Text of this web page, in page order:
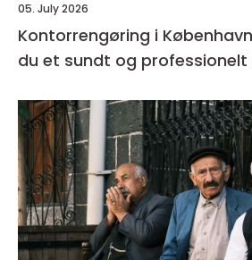
05. July 2026
Kontorrengøring i
du et sundt og professionelt